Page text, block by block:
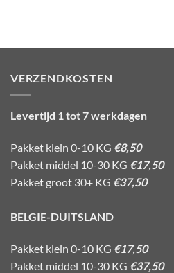
VERZENDKOSTEN
Levertijd 1 tot 7 werkdagen
Pakket klein 0-10 KG €8,50
Pakket middel 10-30 KG €17,50
Pakket groot 30+ KG €37,50
BELGIE-DUITSLAND
Pakket klein 0-10 KG €17,50
Pakket middel 10-30 KG €37,50